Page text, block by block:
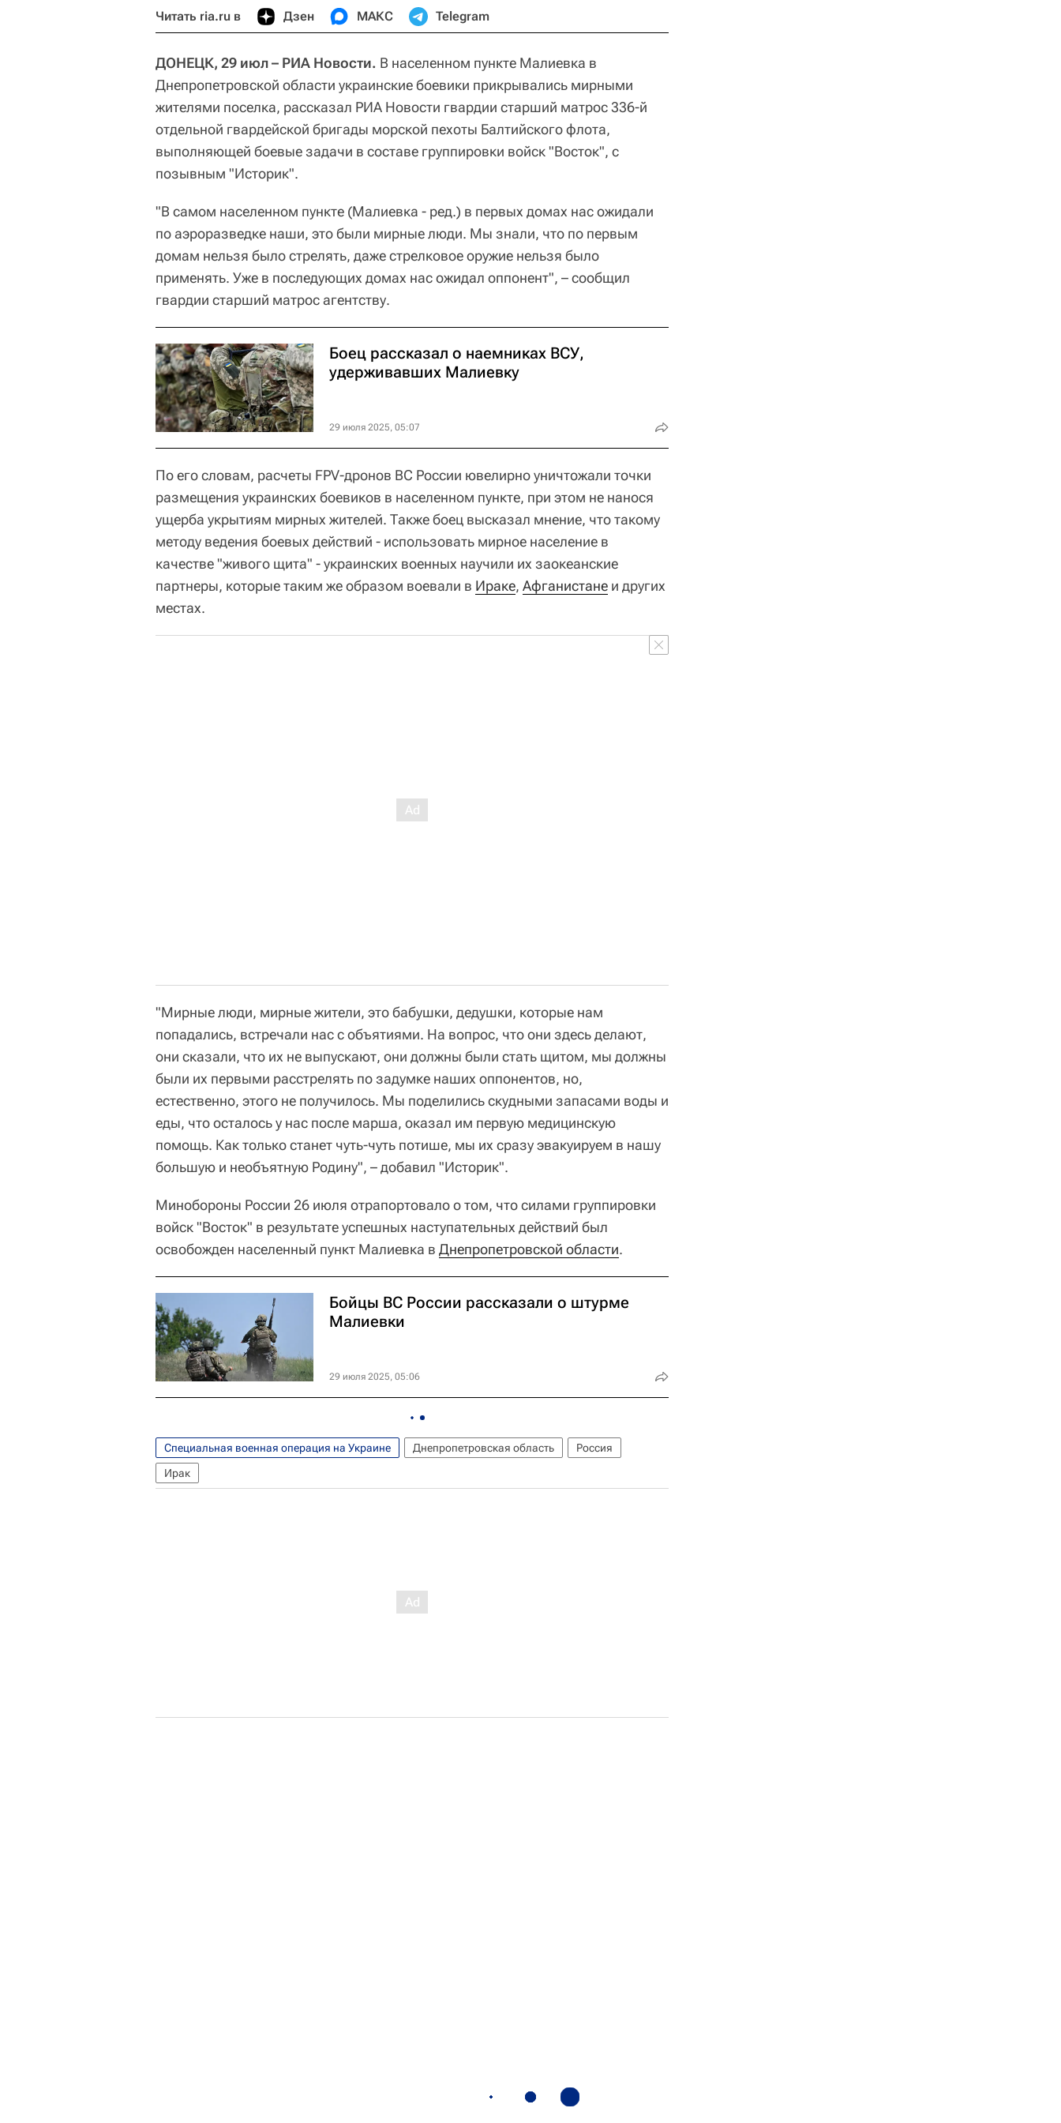
Читать ria.ru в Дзен МАКС Telegram
ДОНЕЦК, 29 июл – РИА Новости. В населенном пункте Малиевка в
Днепропетровской области украинские боевики прикрывались мирными
жителями поселка, рассказал РИА Новости гвардии старший матрос 336-й
отдельной гвардейской бригады морской пехоты Балтийского флота,
выполняющей боевые задачи в составе группировки войск "Восток", с
позывным "Историк".
"В самом населенном пункте (Малиевка - ред.) в первых домах нас ожидали
по аэроразведке наши, это были мирные люди. Мы знали, что по первым
домам нельзя было стрелять, даже стрелковое оружие нельзя было
применять. Уже в последующих домах нас ожидал оппонент", – сообщил
гвардии старший матрос агентству.
Боец рассказал о наемниках ВСУ,
удерживавших Малиевку
29 июля 2025, 05:07
По его словам, расчеты FPV-дронов ВС России ювелирно уничтожали точки
размещения украинских боевиков в населенном пункте, при этом не нанося
ущерба укрытиям мирных жителей. Также боец высказал мнение, что такому
методу ведения боевых действий - использовать мирное население в
качестве "живого щита" - украинских военных научили их заокеанские
партнеры, которые таким же образом воевали в Ираке, Афганистане и других
местах.
"Мирные люди, мирные жители, это бабушки, дедушки, которые нам
попадались, встречали нас с объятиями. На вопрос, что они здесь делают,
они сказали, что их не выпускают, они должны были стать щитом, мы должны
были их первыми расстрелять по задумке наших оппонентов, но,
естественно, этого не получилось. Мы поделились скудными запасами воды и
еды, что осталось у нас после марша, оказал им первую медицинскую
помощь. Как только станет чуть-чуть потише, мы их сразу эвакуируем в нашу
большую и необъятную Родину", – добавил "Историк".
Минобороны России 26 июля отрапортовало о том, что силами группировки
войск "Восток" в результате успешных наступательных действий был
освобожден населенный пункт Малиевка в Днепропетровской области.
Бойцы ВС России рассказали о штурме
Малиевки
29 июля 2025, 05:06
Специальная военная операция на Украине Днепропетровская область
Россия
Ирак